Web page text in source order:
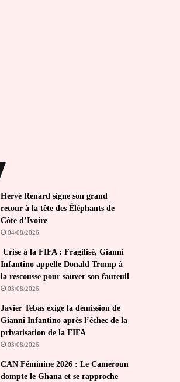
Hervé Renard signe son grand
retour à la tête des Éléphants de
Côte d’Ivoire
04/08/2026
Crise à la FIFA : Fragilisé, Gianni
Infantino appelle Donald Trump à
la rescousse pour sauver son fauteuil
03/08/2026
Javier Tebas exige la démission de
Gianni Infantino après l’échec de la
privatisation de la FIFA
03/08/2026
CAN Féminine 2026 : Le Cameroun
dompte le Ghana et se rapproche